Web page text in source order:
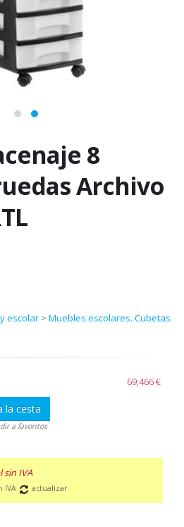
8
Archivo
escolar > Muebles escolares. Cubetas
69,466 €
la cesta
a favoritos
sin IVA
IVA actualizar